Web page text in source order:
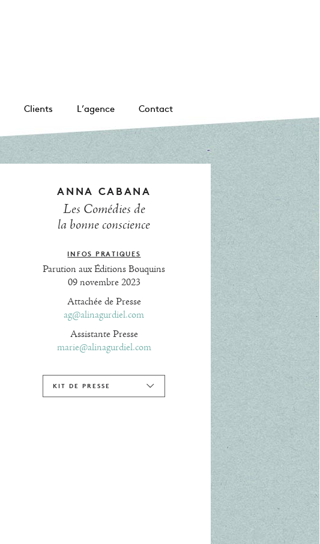
Clients L’agence Contact
ANNA CABANA
Les Comédies de
la bonne conscience
INFOS PRATIQUES
Parution aux Éditions Bouquins
09 novembre 2023
Attachée de Presse
ag@alinagurdiel.com
Assistante Presse
marie@alinagurdiel.com
KIT DE PRESSE